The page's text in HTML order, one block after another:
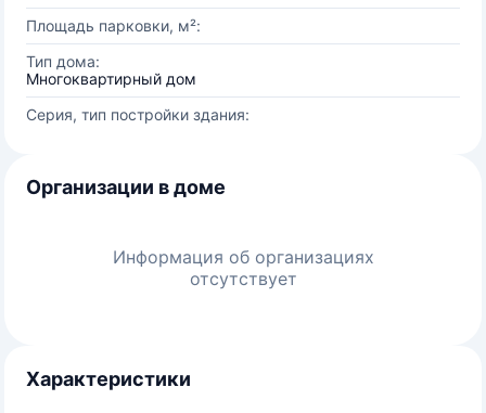
Площадь парковки, м²:
Тип дома:
Многоквартирный дом
Серия, тип постройки здания:
Организации в доме
Информация об организациях
отсутствует
Характеристики